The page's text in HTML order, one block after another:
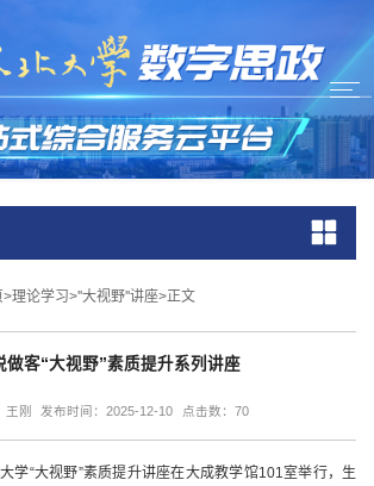
>理论学习>''大视野''讲座>正文
做客“大视野”素质提升系列讲座
王刚 发布时间：2025-12-10 点击数： 70
学“大视野”素质提升讲座在大成教学馆101室举行，生